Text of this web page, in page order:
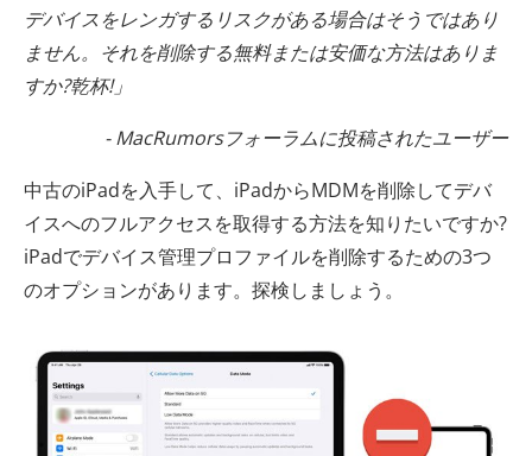
デバイスをレンガするリスクがある場合はそうではあり
ません。それを削除する無料または安価な方法はありま
すか?乾杯!」
- MacRumorsフォーラムに投稿されたユーザー
中古のiPadを入手して、iPadからMDMを削除してデバ
イスへのフルアクセスを取得する方法を知りたいですか?
iPadでデバイス管理プロファイルを削除するための3つ
のオプションがあります。探検しましょう。